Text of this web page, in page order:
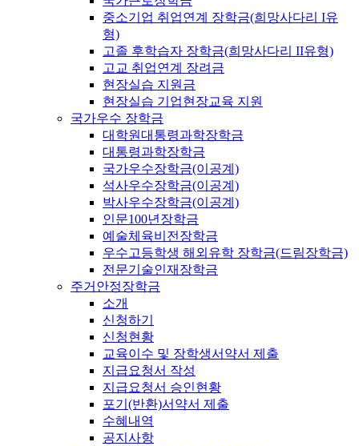
중소기업 취업연계 장학금(희망사다리 I유
형)
고졸 후학습자 장학금(희망사다리 II유형)
고교 취업연계 장려금
현장실습 지원금
현장실습 기업현장교육 지원
국가우수 장학금
대학원대통령과학장학금
대통령과학장학금
국가우수장학금(이공계)
석사우수장학금(이공계)
박사우수장학금(이공계)
인문100년장학금
예술체육비전장학금
우수고등학생 해외유학 장학금(드림장학금)
전문기술인재장학금
주거안정장학금
소개
신청하기
신청현황
교육이수 및 장학생서약서 제출
지급요청서 작성
지급요청서 승인현황
포기(반환)서약서 제출
수혜내역
공지사항